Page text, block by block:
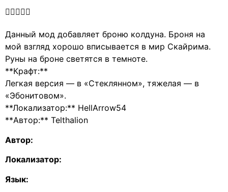

Данный мод добавляет броню колдуна. Броня на
мой взгляд хорошо вписывается в мир Скайрима.
Руны на броне светятся в темноте.
**Крафт:**
Легкая версия — в «Стеклянном», тяжелая — в
«Эбонитовом».
**Локализатор:** HellArrow54
**Автор:** Telthalion
Автор:
Локализатор:
Язык: